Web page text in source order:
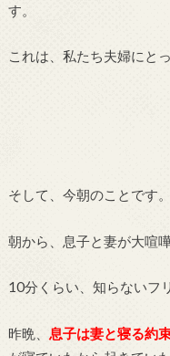
す。
これは、私たち夫婦にと
そして、今朝のことです。
朝から、息子と妻が大喧
10分くらい、知らないフ
昨晩、 息子は妻と寝る約